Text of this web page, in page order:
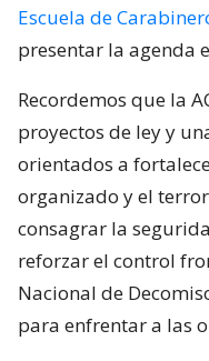
Escuela de
presentar la agenda
Recordemos que la
proyectos de ley y
orientados a
organizado y el
consagrar la
reforzar el control
Nacional de
para enfrentar a las